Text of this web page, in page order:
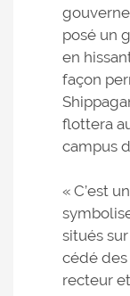
posé un
en
façon
flottera
campus
« C’est
situés
cédé des
recteur